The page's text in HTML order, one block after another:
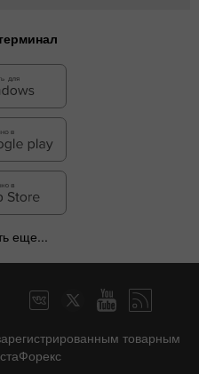
еще...
товарным